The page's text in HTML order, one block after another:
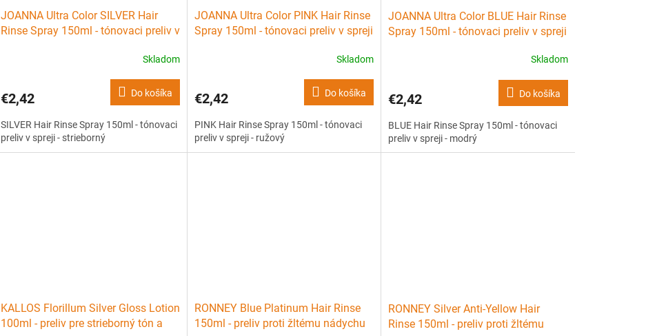
JOANNA Ultra Color SILVER Hair
Rinse Spray 150ml - tónovaci preliv v
Skladom
€2,42 Do košíka
SILVER Hair Rinse Spray 150ml - tónovaci
preliv v spreji - strieborný
JOANNA Ultra Color PINK Hair Rinse
Spray 150ml - tónovaci preliv v spreji
Skladom
€2,42 Do košíka
PINK Hair Rinse Spray 150ml - tónovaci
preliv v spreji - ružový
JOANNA Ultra Color BLUE Hair Rinse
Spray 150ml - tónovaci preliv v spreji
Skladom
€2,42 Do košíka
BLUE Hair Rinse Spray 150ml - tónovaci
preliv v spreji - modrý
KALLOS Florillum Silver Gloss Lotion
100ml - preliv pre strieborný tón a
RONNEY Blue Platinum Hair Rinse
150ml - preliv proti žltému nádychu
RONNEY Silver Anti-Yellow Hair
Rinse 150ml - preliv proti žltému